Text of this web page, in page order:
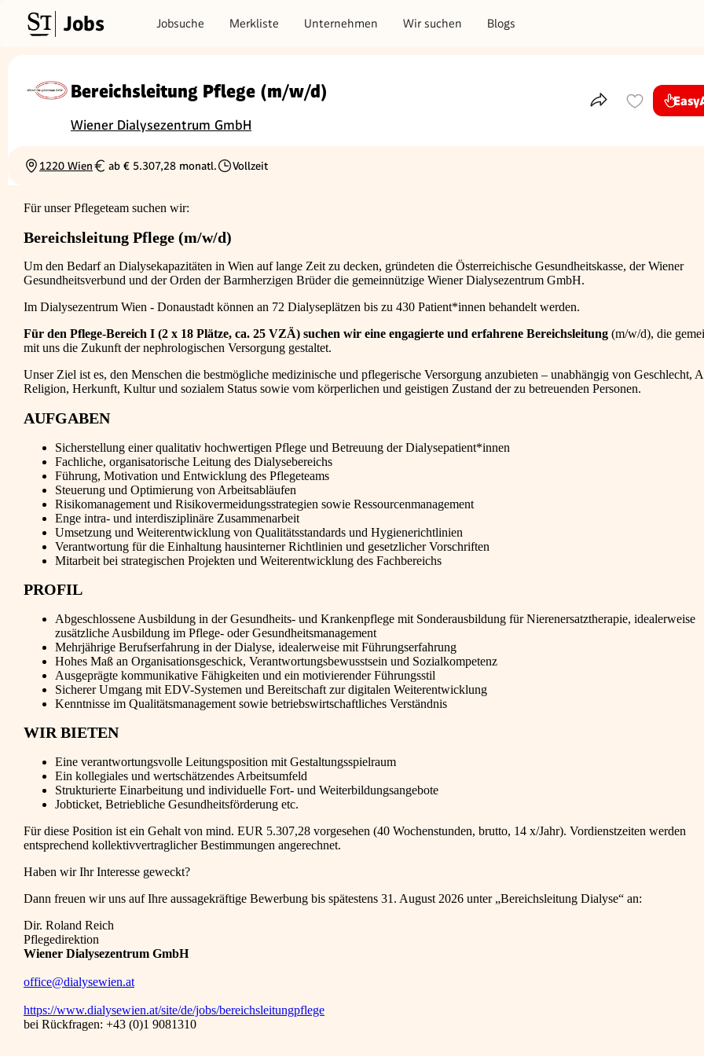
Jobs Jobsuche Merkliste Unternehmen Wir suchen Blogs
Bereichsleitung Pflege (m/w/d)
Wiener Dialysezentrum GmbH
Teile dieses
Ortschaft
1220 Wien
Gehalt
ab € 5.307,28 monatl.
Beschäftigungsart
Vollzeit
Für unser Pflegeteam suchen wir:
Bereichsleitung Pflege (m/w/d)
Um den Bedarf an Dialysekapazitäten in Wien auf lange Zeit zu decken, gründeten die Österreichische Gesundheitskasse, der Wiener
Gesundheitsverbund und der Orden der Barmherzigen Brüder die gemeinnützige Wiener Dialysezentrum GmbH.
Im Dialysezentrum Wien - Donaustadt können an 72 Dialyseplätzen bis zu 430 Patient*innen behandelt werden.
Für den Pflege-Bereich I (2 x 18 Plätze, ca. 25 VZÄ) suchen wir eine engagierte und erfahrene Bereichsleitung (m/w/d), die
mit uns die Zukunft der nephrologischen Versorgung gestaltet.
Unser Ziel ist es, den Menschen die bestmögliche medizinische und pflegerische Versorgung anzubieten – unabhängig von Geschlecht,
Religion, Herkunft, Kultur und sozialem Status sowie vom körperlichen und geistigen Zustand der zu betreuenden Personen.
AUFGABEN
Sicherstellung einer qualitativ hochwertigen Pflege und Betreuung der Dialysepatient*innen
Fachliche, organisatorische Leitung des Dialysebereichs
Führung, Motivation und Entwicklung des Pflegeteams
Steuerung und Optimierung von Arbeitsabläufen
Risikomanagement und Risikovermeidungsstrategien sowie Ressourcenmanagement
Enge intra- und interdisziplinäre Zusammenarbeit
Umsetzung und Weiterentwicklung von Qualitätsstandards und Hygienerichtlinien
Verantwortung für die Einhaltung hausinterner Richtlinien und gesetzlicher Vorschriften
Mitarbeit bei strategischen Projekten und Weiterentwicklung des Fachbereichs
PROFIL
Abgeschlossene Ausbildung in der Gesundheits- und Krankenpflege mit Sonderausbildung für Nierenersatztherapie, idealerweise
zusätzliche Ausbildung im Pflege- oder Gesundheitsmanagement
Mehrjährige Berufserfahrung in der Dialyse, idealerweise mit Führungserfahrung
Hohes Maß an Organisationsgeschick, Verantwortungsbewusstsein und Sozialkompetenz
Ausgeprägte kommunikative Fähigkeiten und ein motivierender Führungsstil
Sicherer Umgang mit EDV-Systemen und Bereitschaft zur digitalen Weiterentwicklung
Kenntnisse im Qualitätsmanagement sowie betriebswirtschaftliches Verständnis
WIR BIETEN
Eine verantwortungsvolle Leitungsposition mit Gestaltungsspielraum
Ein kollegiales und wertschätzendes Arbeitsumfeld
Strukturierte Einarbeitung und individuelle Fort- und Weiterbildungsangebote
Jobticket, Betriebliche Gesundheitsförderung etc.
Für diese Position ist ein Gehalt von mind. EUR 5.307,28 vorgesehen (40 Wochenstunden, brutto, 14 x/Jahr). Vordienstzeiten werden
entsprechend kollektivvertraglicher Bestimmungen angerechnet.
Haben wir Ihr Interesse geweckt?
Dann freuen wir uns auf Ihre aussagekräftige Bewerbung bis spätestens 31. August 2026 unter „Bereichsleitung Dialyse“ an:
Dir. Roland Reich
Pflegedirektion
Wiener Dialysezentrum GmbH
office@dialysewien.at
https://www.dialysewien.at/site/de/jobs/bereichsleitungpflege
bei Rückfragen: +43 (0)1 9081310